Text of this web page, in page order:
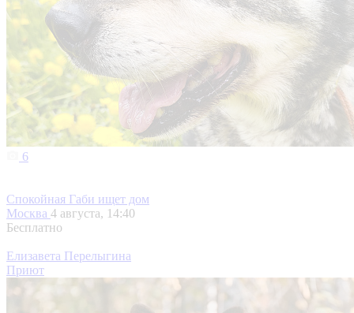
6
Спокойная Габи ищет дом
Москва 4 августа, 14:40
Бесплатно
Елизавета Перелыгина
Приют